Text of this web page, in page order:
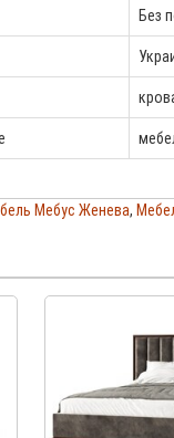
Без
Мебус Женева,